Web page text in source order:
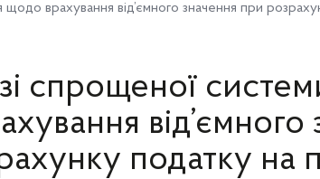
врахування від’ємного значення при
спрощеної
від’ємного
податку на